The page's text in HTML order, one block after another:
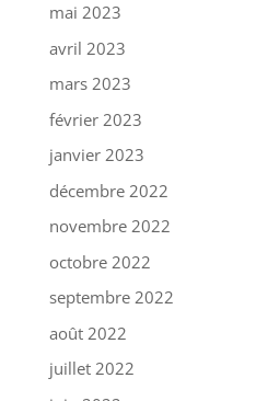
mai 2023
avril 2023
mars 2023
février 2023
janvier 2023
décembre 2022
novembre 2022
octobre 2022
septembre 2022
août 2022
juillet 2022